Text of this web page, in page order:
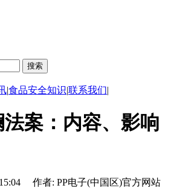
|食品安全知识|联系我们|
案：内容、影响
15:04 作者: PP电子(中国区)官方网站